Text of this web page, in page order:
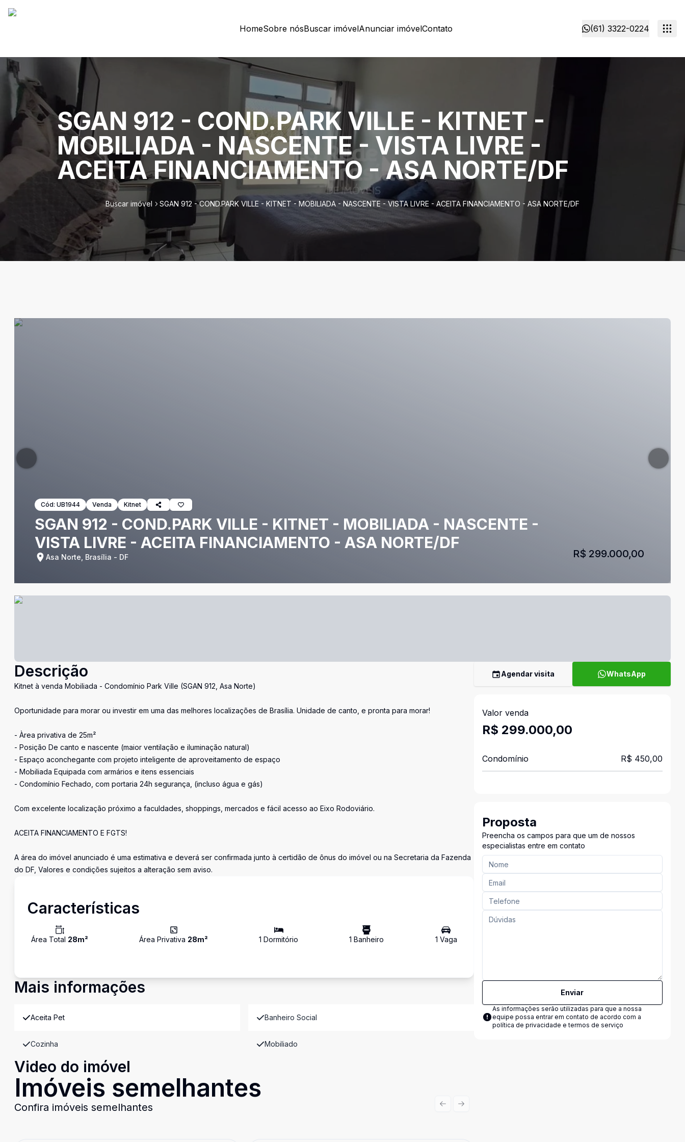
HomeSobre nósBuscar imóvelAnunciar imóvelContato (61) 3322-0224
SGAN 912 - COND.PARK VILLE - KITNET -
MOBILIADA - NASCENTE - VISTA LIVRE -
ACEITA FINANCIAMENTO - ASA NORTE/DF
Buscar imóvel SGAN 912 - COND.PARK VILLE - KITNET - MOBILIADA - NASCENTE - VISTA LIVRE - ACEITA FINANCIAMENTO - ASA NORTE/DF
Cód: UB1944 Venda Kitnet
SGAN 912 - COND.PARK VILLE - KITNET - MOBILIADA - NASCENTE -
VISTA LIVRE - ACEITA FINANCIAMENTO - ASA NORTE/DF
Asa Norte, Brasília - DF R$ 299.000,00
Descrição
Kitnet à venda Mobiliada - Condomínio Park Ville (SGAN 912, Asa Norte)
Oportunidade para morar ou investir em uma das melhores localizações de Brasília. Unidade de canto, e pronta para morar!
- Àrea privativa de 25m²
- Posição De canto e nascente (maior ventilação e iluminação natural)
- Espaço aconchegante com projeto inteligente de aproveitamento de espaço
- Mobiliada Equipada com armários e itens essenciais
- Condomínio Fechado, com portaria 24h segurança, (incluso água e gás)
Com excelente localização próximo a faculdades, shoppings, mercados e fácil acesso ao Eixo Rodoviário.
ACEITA FINANCIAMENTO E FGTS!
A área do imóvel anunciado é uma estimativa e deverá ser confirmada junto à certidão de ônus do imóvel ou na Secretaria da Fazenda
do DF, Valores e condições sujeitos a alteração sem aviso.
Características
Área Total 28m² Área Privativa 28m² 1 Dormitório 1 Banheiro 1 Vaga
Mais informações
Aceita Pet Banheiro Social
Cozinha Mobiliado
Video do imóvel
Imóveis semelhantes
Confira imóveis semelhantes Previous slide
Next slide
Agendar visita WhatsApp
Valor venda
R$ 299.000,00
Condomínio R$ 450,00
Proposta
Preencha os campos para que um de nossos
especialistas entre em contato
Enviar
As informações serão utilizadas para que a nossa
equipe possa entrar em contato de acordo com a
política de privacidade e termos de serviço